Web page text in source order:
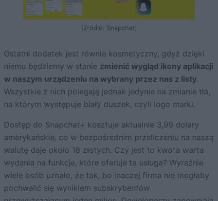
(źródło: Snapchat)
Ostatni dodatek jest równie kosmetyczny, gdyż dzięki
niemu będziemy w stanie zmienić wygląd ikony aplikacji
w naszym urządzeniu na wybrany przez nas z listy.
Wszystkie z nich polegają jednak jedynie na zmianie tła,
na którym występuje biały duszek, czyli logo marki.
Dostęp do Snapchat+ kosztuje aktualnie 3,99 dolary
amerykańskie, co w bezpośrednim przeliczeniu na naszą
walutę daje około 18 złotych. Czy jest to kwota warta
wydania na funkcje, które oferuje ta usługa? Wyraźnie
wiele osób uznało, że tak, bo inaczej firma nie mogłaby
pochwalić się wynikiem subskrybentów